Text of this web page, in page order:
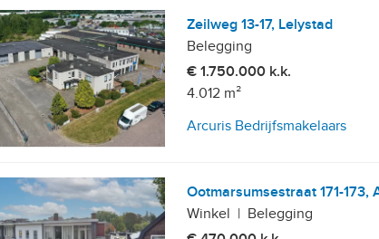
Zeilweg 13-17, Lelystad
Belegging
€ 1.750.000 k.k.
4.012 m²
Arcuris Bedrijfsmakelaars
Ootmarsumsestraat 171-173,
Winkel | Belegging